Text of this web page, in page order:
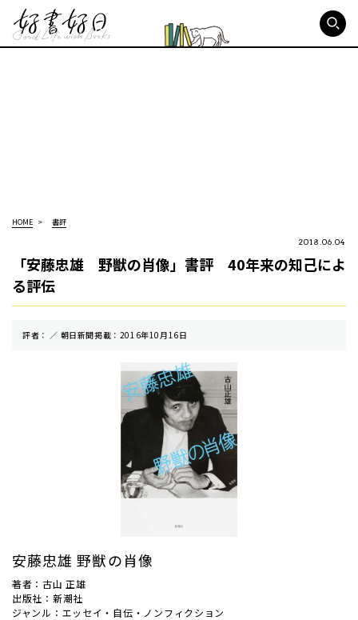
HOME 書評
2018.06.04
「安藤忠雄 野獣の肖像」書評 40年来の知己によ
る評伝
評者： ／ 朝⽇新聞掲載：2016年10月16日
安藤忠雄 野獣の肖像
著者：古山 正雄
出版社：新潮社
ジャンル：エッセイ・自伝・ノンフィクション